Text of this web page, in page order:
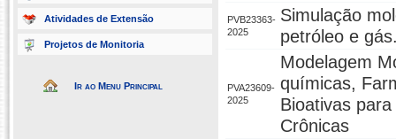
Atividades de Extensão
Projetos de Monitoria
Ir ao Menu Principal
PVB23363-
2025
Simulação
petróleo e
PVA23609-
2025
Modelagem
químicas,
Bioativas
Crônicas